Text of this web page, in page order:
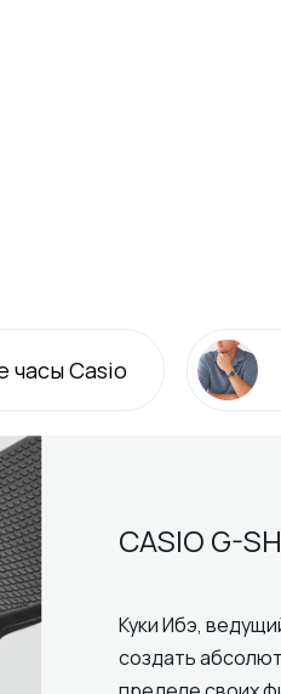
часы Casio
CASIO G-
Куки Ибэ,
создать